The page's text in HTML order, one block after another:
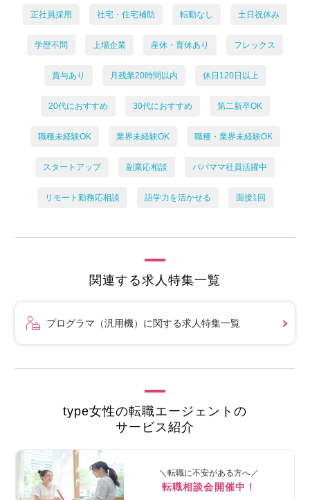
正社員採用 社宅・住宅補助 転勤なし 土日祝休み
学歴不問 上場企業 産休・育休あり フレックス
賞与あり 月残業20時間以内 休日120日以上
20代におすすめ 30代におすすめ 第二新卒OK
職種未経験OK 業界未経験OK 職種・業界未経験OK
スタートアップ 副業応相談 パパママ社員活躍中
リモート勤務応相談 語学力を活かせる 面接1回
関連する求人特集一覧
プログラマ（汎用機）に関する求人特集一覧
type女性の転職エージェントの
サービス紹介
＼転職に不安がある方へ／
転職相談会開催中！